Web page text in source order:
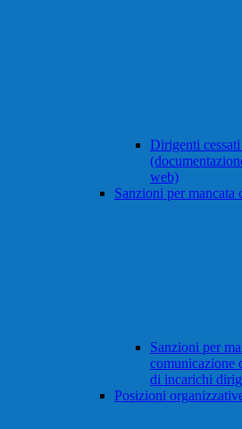
Dirigenti
web)
Sanzioni per mancata
Sanzioni per
comunicazione
di incarichi
Posizioni